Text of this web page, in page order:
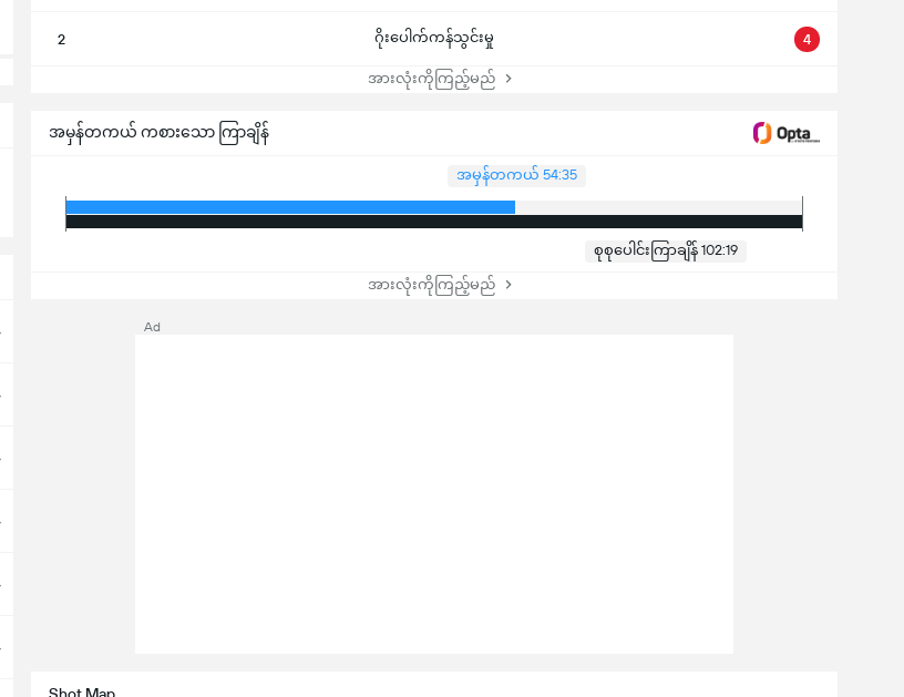
2 ဂိုးပေါက်ကန်သွင်းမှု 4
အားလုံးကိုကြည့်မည်
အမှန်တကယ် ကစားသော ကြာချိန်
အမှန်တကယ် 54:35
စုစုပေါင်းကြာချိန် 102:19
အားလုံးကိုကြည့်မည်
Ad